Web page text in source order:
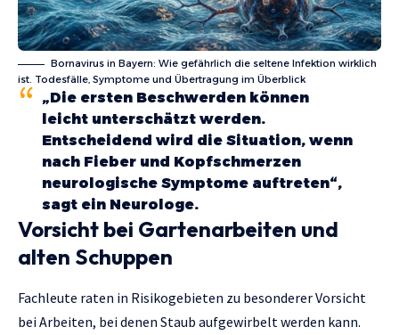
Bornavirus in Bayern: Wie gefährlich die seltene Infektion wirklich
ist. Todesfälle, Symptome und Übertragung im Überblick
„Die ersten Beschwerden können
leicht unterschätzt werden.
Entscheidend wird die Situation, wenn
nach Fieber und Kopfschmerzen
neurologische Symptome auftreten“,
sagt ein Neurologe.
Vorsicht bei Gartenarbeiten und
alten Schuppen
Fachleute raten in Risikogebieten zu besonderer Vorsicht
bei Arbeiten, bei denen Staub aufgewirbelt werden kann.